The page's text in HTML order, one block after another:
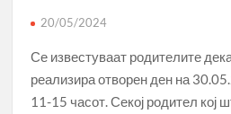
20/05/2024
Се известуваат родителите
реализира отворен ден на
11-15 часот. Секој родител кој